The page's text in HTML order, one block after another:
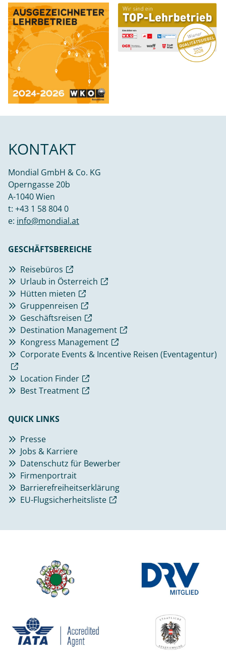
KONTAKT
Mondial GmbH & Co. KG
Operngasse 20b
A-1040 Wien
t: +43 1 58 804 0
e: info@mondial.at
GESCHÄFTSBEREICHE
Reisebüros
Urlaub in Österreich
Hütten mieten
Gruppenreisen
Geschäftsreisen
Destination Management
Kongress Management
Corporate Events & Incentive Reisen (Eventagentur)
Location Finder
Best Treatment
QUICK LINKS
Presse
Jobs & Karriere
Datenschutz für Bewerber
Firmenportrait
Barrierefreiheitserklärung
EU-Flugsicherheitsliste